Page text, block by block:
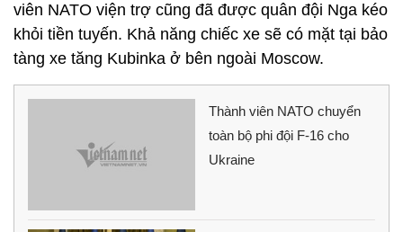
viên NATO viện trợ cũng đã được quân đội Nga kéo
khỏi tiền tuyến. Khả năng chiếc xe sẽ có mặt tại bảo
tàng xe tăng Kubinka ở bên ngoài Moscow.
Thành viên NATO chuyển
toàn bộ phi đội F-16 cho
Ukraine